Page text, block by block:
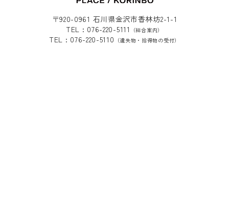
〒920-0961 石川県金沢市香林坊2-1-1
TEL : 076-220-5111
（総合案内）
TEL : 076-220-5110 （遺失物・拾得物の受付）